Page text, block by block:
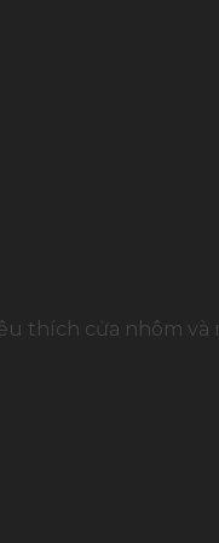
thích cửa nhôm và